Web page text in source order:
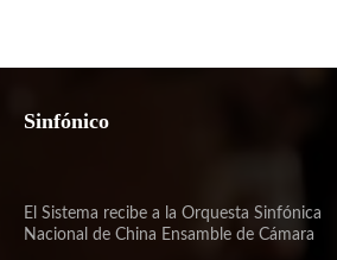
Sinfónico
El Sistema recibe a la Orquesta Sinfónica
Nacional de China Ensamble de Cámara